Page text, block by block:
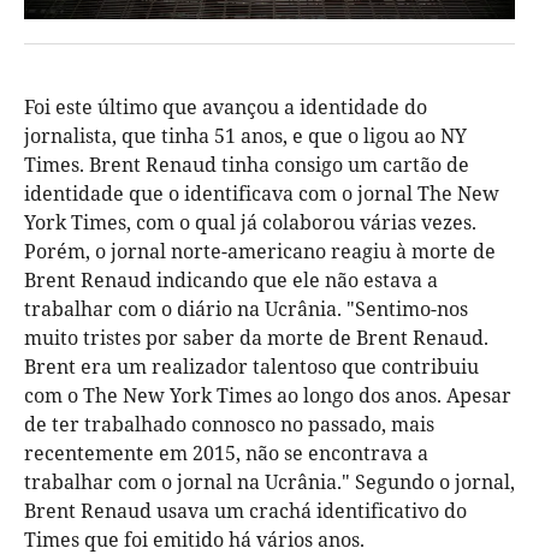
Foi este último que avançou a identidade do
jornalista, que tinha 51 anos, e que o ligou ao NY
Times. Brent Renaud tinha consigo um cartão de
identidade que o identificava com o jornal The New
York Times, com o qual já colaborou várias vezes.
Porém, o jornal norte-americano reagiu à morte de
Brent Renaud indicando que ele não estava a
trabalhar com o diário na Ucrânia. "Sentimo-nos
muito tristes por saber da morte de Brent Renaud.
Brent era um realizador talentoso que contribuiu
com o The New York Times ao longo dos anos. Apesar
de ter trabalhado connosco no passado, mais
recentemente em 2015, não se encontrava a
trabalhar com o jornal na Ucrânia." Segundo o jornal,
Brent Renaud usava um crachá identificativo do
Times que foi emitido há vários anos.